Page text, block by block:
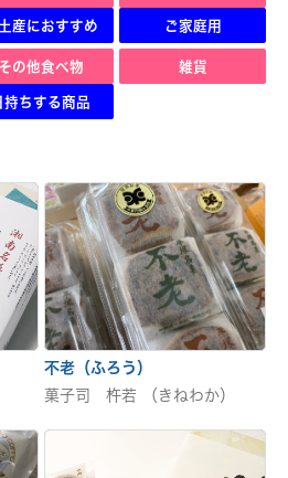
産におすすめ
ご家庭用
その他食べ物
持ちする商品
雑貨
不老（ふろう）
菓子司 杵若 （きねわか）